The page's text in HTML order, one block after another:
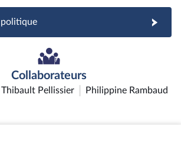
Collaborateurs
Thibault Pellissier Philippine Rambaud